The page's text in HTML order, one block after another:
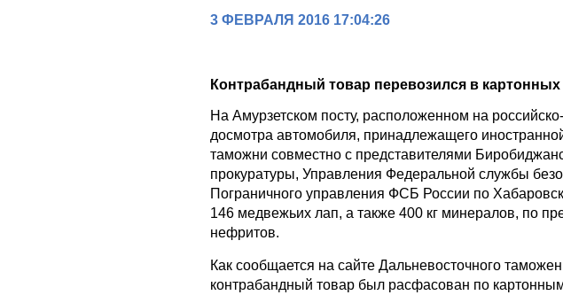
3 ФЕВРАЛЯ 2016 17:04:26
Контрабандный товар перевозился в картонных
На Амурзетском посту, расположенном на
досмотра автомобиля, принадлежащего
таможни совместно с представителями
прокуратуры, Управления Федеральной службы
Пограничного управления ФСБ России по
146 медвежьих лап, а также 400 кг минералов, по
нефритов.
Как сообщается на сайте Дальневосточного
контрабандный товар был расфасован по